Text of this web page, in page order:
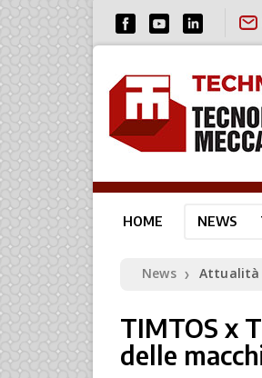
HOME NEWS
News ❯ Attualità
TIMTOS x
delle